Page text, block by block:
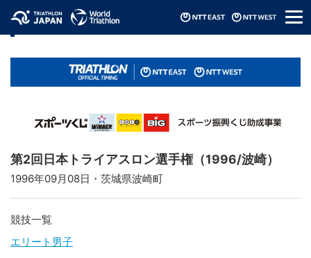
メ
ニ
ー
リザルト / Results
第2回日本トライアスロン選手権（1996/波崎）
1996年09月08日・茨城県波崎町
競技一覧
エリート男子